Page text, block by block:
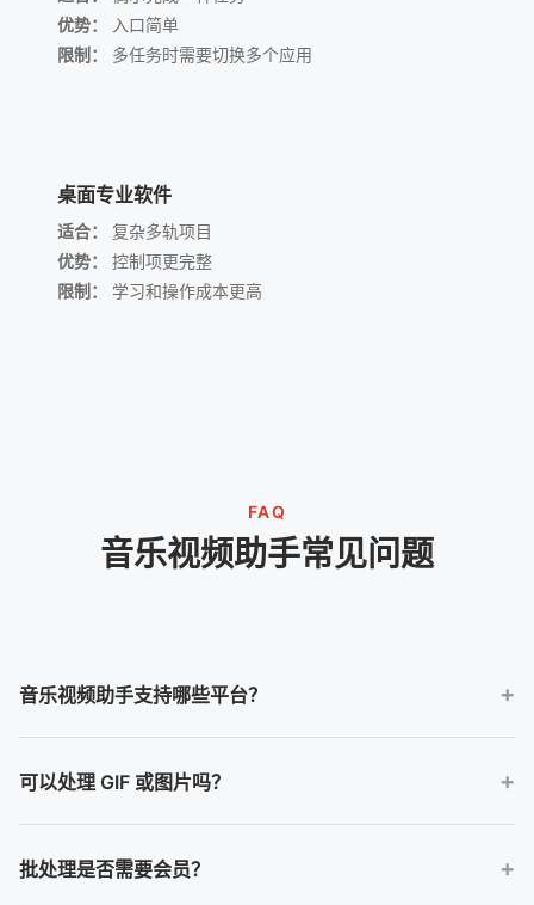
优势：
入口简单
限制：
多任务时需要切换多个应用
桌面专业软件
适合：
复杂多轨项目
优势：
控制项更完整
限制：
学习和操作成本更高
FAQ
音乐视频助手常见问题
音乐视频助手支持哪些平台？
Android 额外支持设为铃声。
可以处理 GIF 或图片吗？
频。
批处理是否需要会员？